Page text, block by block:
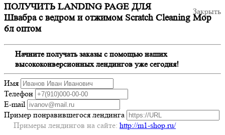
Закрыть
ПОЛУЧИТЬ LANDING PAGE ДЛЯ
Швабра с ведром и отжимом Scratch Cleaning Mop
6л оптом
Начните получать заказы с помощью наших
высококонверсионных лендингов уже сегодня!
Имя
Телефон
E-mail
Пример понравившегося лендинга
Примеры лендингов на сайте: http://m1-shop.ru/